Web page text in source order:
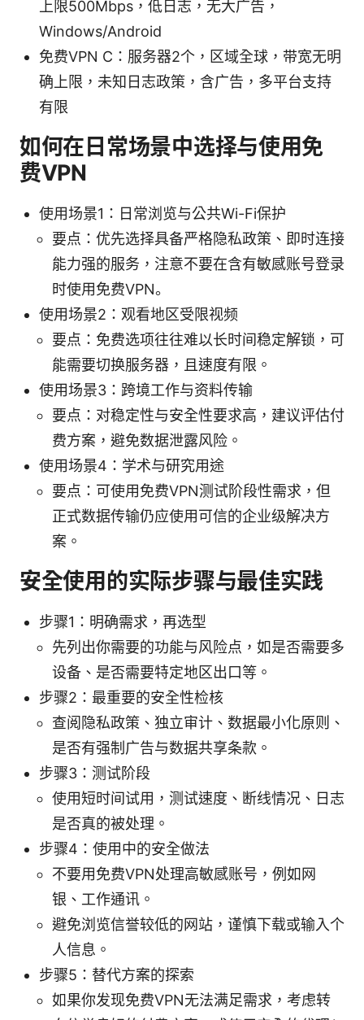
上限500Mbps，低日志，无大广告，
Windows/Android
免费VPN C：服务器2个，区域全球，带宽无明
确上限，未知日志政策，含广告，多平台支持
有限
如何在日常场景中选择与使用免
费VPN
使用场景1：日常浏览与公共Wi-Fi保护
要点：优先选择具备严格隐私政策、即时连接
能力强的服务，注意不要在含有敏感账号登录
时使用免费VPN。
使用场景2：观看地区受限视频
要点：免费选项往往难以长时间稳定解锁，可
能需要切换服务器，且速度有限。
使用场景3：跨境工作与资料传输
要点：对稳定性与安全性要求高，建议评估付
费方案，避免数据泄露风险。
使用场景4：学术与研究用途
要点：可使用免费VPN测试阶段性需求，但
正式数据传输仍应使用可信的企业级解决方
案。
安全使用的实际步骤与最佳实践
步骤1：明确需求，再选型
先列出你需要的功能与风险点，如是否需要多
设备、是否需要特定地区出口等。
步骤2：最重要的安全性检核
查阅隐私政策、独立审计、数据最小化原则、
是否有强制广告与数据共享条款。
步骤3：测试阶段
使用短时间试用，测试速度、断线情况、日志
是否真的被处理。
步骤4：使用中的安全做法
不要用免费VPN处理高敏感账号，例如网
银、工作通讯。
避免浏览信誉较低的网站，谨慎下载或输入个
人信息。
步骤5：替代方案的探索
如果你发现免费VPN无法满足需求，考虑转